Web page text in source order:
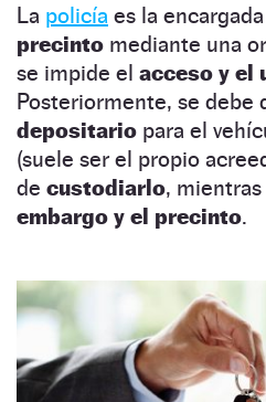
La policía es la
precinto mediante una
se impide el acceso y el
Posteriormente, se debe
depositario para el
(suele ser el propio
de custodiarlo,
embargo y el precinto.